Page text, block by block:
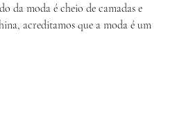
da moda é cheio de camadas e
acreditamos que a moda é um